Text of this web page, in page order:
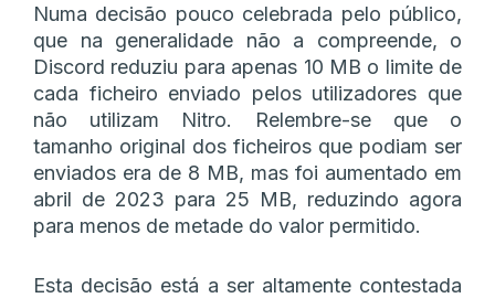
Numa decisão pouco celebrada pelo público,
que na generalidade não a compreende, o
Discord reduziu para apenas 10 MB o limite de
cada ficheiro enviado pelos utilizadores que
não utilizam Nitro. Relembre-se que o
tamanho original dos ficheiros que podiam ser
enviados era de 8 MB, mas foi aumentado em
abril de 2023 para 25 MB, reduzindo agora
para menos de metade do valor permitido.
Esta decisão está a ser altamente contestada